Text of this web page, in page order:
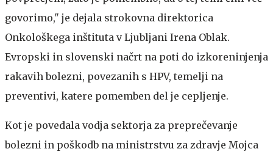
govorimo," je dejala strokovna direktorica
Onkološkega inštituta v Ljubljani Irena Oblak.
Evropski in slovenski načrt na poti do izkoreninjenja
rakavih bolezni, povezanih s HPV, temelji na
preventivi, katere pomemben del je cepljenje.
Kot je povedala vodja sektorja za preprečevanje
bolezni in poškodb na ministrstvu za zdravje Mojca